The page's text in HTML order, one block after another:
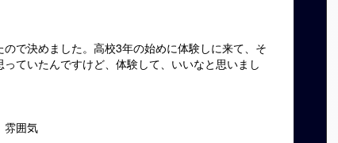
で決めました。高校3年の始めに体験しに来て、そ
ていたんですけど、体験して、いいなと思いまし
雰囲気